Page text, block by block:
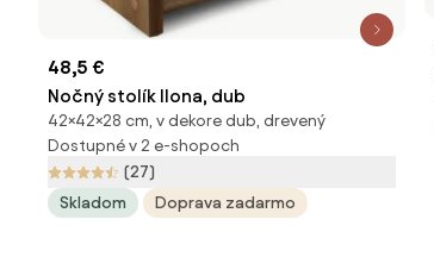
48,5 €
Nočný stolík Ilona, dub
42×42×28 cm, v dekore dub, drevený
Dostupné v 2 e-shopoch
(27)
Skladom
Doprava zadarmo